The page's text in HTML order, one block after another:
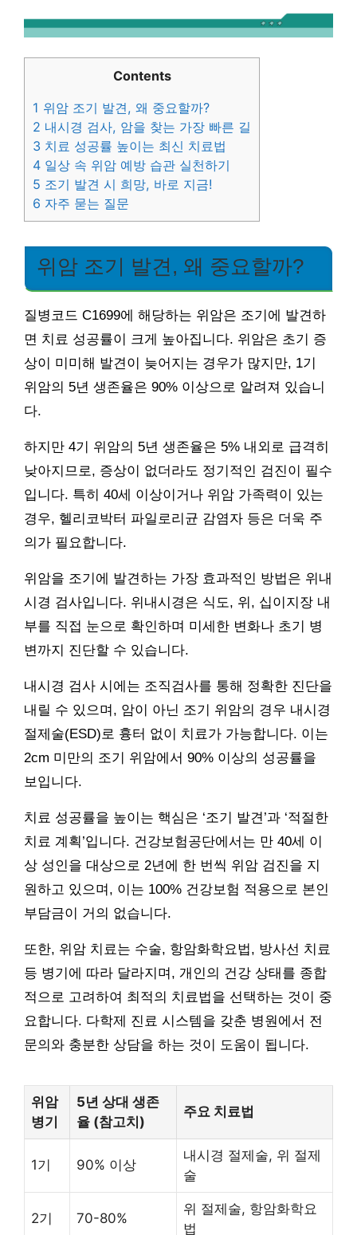
Contents
1 위암 조기 발견, 왜 중요할까?
2 내시경 검사, 암을 찾는 가장 빠른 길
3 치료 성공률 높이는 최신 치료법
4 일상 속 위암 예방 습관 실천하기
5 조기 발견 시 희망, 바로 지금!
6 자주 묻는 질문
위암 조기 발견, 왜 중요할까?
질병코드 C1699에 해당하는 위암은 조기에 발견하
면 치료 성공률이 크게 높아집니다. 위암은 초기 증
상이 미미해 발견이 늦어지는 경우가 많지만, 1기
위암의 5년 생존율은 90% 이상으로 알려져 있습니
다.
하지만 4기 위암의 5년 생존율은 5% 내외로 급격히
낮아지므로, 증상이 없더라도 정기적인 검진이 필수
입니다. 특히 40세 이상이거나 위암 가족력이 있는
경우, 헬리코박터 파일로리균 감염자 등은 더욱 주
의가 필요합니다.
위암을 조기에 발견하는 가장 효과적인 방법은 위내
시경 검사입니다. 위내시경은 식도, 위, 십이지장 내
부를 직접 눈으로 확인하며 미세한 변화나 초기 병
변까지 진단할 수 있습니다.
내시경 검사 시에는 조직검사를 통해 정확한 진단을
내릴 수 있으며, 암이 아닌 조기 위암의 경우 내시경
절제술(ESD)로 흉터 없이 치료가 가능합니다. 이는
2cm 미만의 조기 위암에서 90% 이상의 성공률을
보입니다.
치료 성공률을 높이는 핵심은 ‘조기 발견’과 ‘적절한
치료 계획’입니다. 건강보험공단에서는 만 40세 이
상 성인을 대상으로 2년에 한 번씩 위암 검진을 지
원하고 있으며, 이는 100% 건강보험 적용으로 본인
부담금이 거의 없습니다.
또한, 위암 치료는 수술, 항암화학요법, 방사선 치료
등 병기에 따라 달라지며, 개인의 건강 상태를 종합
적으로 고려하여 최적의 치료법을 선택하는 것이 중
요합니다. 다학제 진료 시스템을 갖춘 병원에서 전
문의와 충분한 상담을 하는 것이 도움이 됩니다.
위암
병기
5년 상대 생존
율 (참고치)
주요 치료법
1기 90% 이상
내시경 절제술, 위 절제
술
2기 70-80%
위 절제술, 항암화학요
법